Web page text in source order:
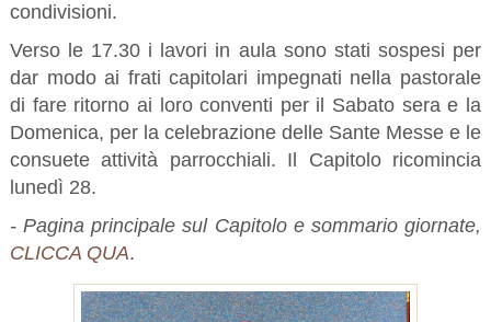
condivisioni.
Verso le 17.30 i lavori in aula sono stati sospesi per
dar modo ai frati capitolari impegnati nella pastorale
di fare ritorno ai loro conventi per il Sabato sera e la
Domenica, per la celebrazione delle Sante Messe e le
consuete attività parrocchiali. Il Capitolo ricomincia
lunedì 28.
- Pagina principale sul Capitolo e sommario giornate,
CLICCA QUA.